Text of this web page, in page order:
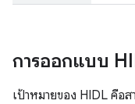
การออกแบบ
เป้าหมายของ HIDL คือ